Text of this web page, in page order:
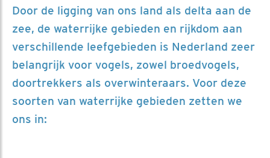
Door de ligging van ons land als delta aan de
zee, de waterrijke gebieden en rijkdom aan
verschillende leefgebieden is Nederland zeer
belangrijk voor vogels, zowel broedvogels,
doortrekkers als overwinteraars. Voor deze
soorten van waterrijke gebieden zetten we
ons in: